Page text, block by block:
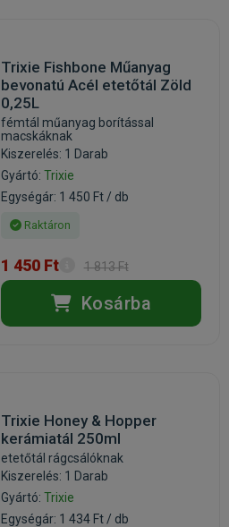
Trixie Fishbone Műanyag
bevonatú Acél etetőtál Zöld
0,25L
fémtál műanyag borítással
macskáknak
Kiszerelés: 1 Darab
Gyártó: Trixie
Egységár: 1 450 Ft / db
Raktáron
1 450 Ft 1 813 Ft
Kosárba
Trixie Honey & Hopper
kerámiatál 250ml
etetőtál rágcsálóknak
Kiszerelés: 1 Darab
Gyártó: Trixie
Egységár: 1 434 Ft / db